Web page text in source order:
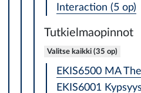
Interaction (5 op)
Tutkielmaopinnot
Valitse kaikki (35 op)
EKIS6500 MA
EKIS6001